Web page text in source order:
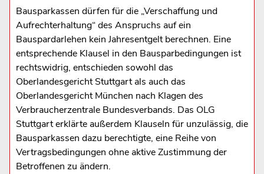
Bausparkassen dürfen für die „Verschaffung und
Aufrechterhaltung“ des Anspruchs auf ein
Bauspardarlehen kein Jahresentgelt berechnen. Eine
entsprechende Klausel in den Bausparbedingungen ist
rechtswidrig, entschieden sowohl das
Oberlandesgericht Stuttgart als auch das
Oberlandesgericht München nach Klagen des
Verbraucherzentrale Bundesverbands. Das OLG
Stuttgart erklärte außerdem Klauseln für unzulässig, die
Bausparkassen dazu berechtigte, eine Reihe von
Vertragsbedingungen ohne aktive Zustimmung der
Betroffenen zu ändern.